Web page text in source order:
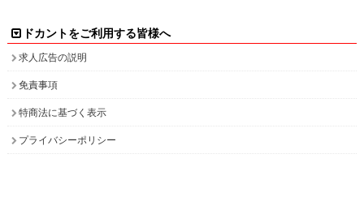
ドカントをご利用する皆様へ
求人広告の説明
免責事項
特商法に基づく表示
プライバシーポリシー